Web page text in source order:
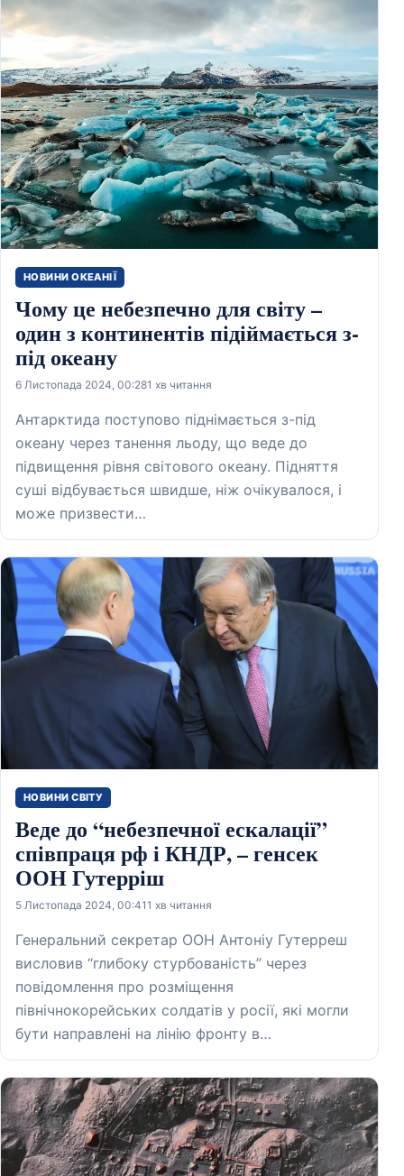
НОВИНИ ОКЕАНІЇ
Чому це небезпечно для світу –
один з континентів підіймається з-
під океану
6 Листопада 2024, 00:281 хв читання
Антарктида поступово піднімається з-під
океану через танення льоду, що веде до
підвищення рівня світового океану. Підняття
суші відбувається швидше, ніж очікувалося, і
може призвести…
НОВИНИ СВІТУ
Веде до “небезпечної ескалації”
співпраця рф і КНДР, – генсек
ООН Гутерріш
5 Листопада 2024, 00:411 хв читання
Генеральний секретар ООН Антоніу Гутерреш
висловив “глибоку стурбованість” через
повідомлення про розміщення
північнокорейських солдатів у росії, які могли
бути направлені на лінію фронту в…